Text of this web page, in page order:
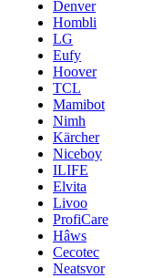
Denver
Hombli
LG
Eufy
Hoover
TCL
Mamibot
Nimh
Kärcher
Niceboy
ILIFE
Elvita
Livoo
ProfiCare
Hâws
Cecotec
Neatsvor